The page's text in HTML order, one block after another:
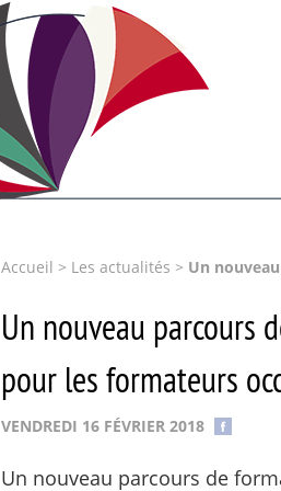
Accueil > Les actualités > Un
Un nouveau parcours
pour les formateurs
VENDREDI 16 FÉVRIER 2018
Un nouveau parcours de